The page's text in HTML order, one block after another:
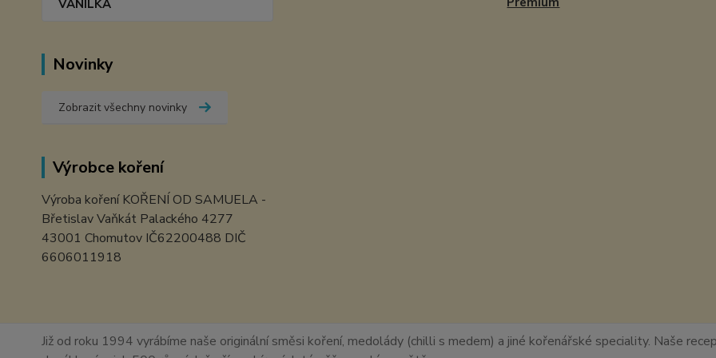
VANILKA
Novinky
Zobrazit všechny novinky
Výrobce koření
Výroba koření KOŘENÍ OD SAMUELA -
Břetislav Vaňkát Palackého 4277
43001 Chomutov IČ62200488 DIČ
6606011918
Již od roku 1994 vyrábíme naše originální směsi koření, medolády (chilli s medem) a jiné kořenářské speciality. Naše